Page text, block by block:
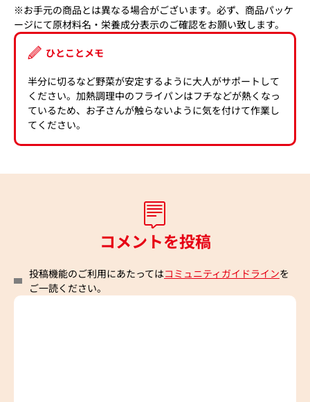
※お手元の商品とは異なる場合がございます。必ず、商品パッケ
ージにて原材料名・栄養成分表示のご確認をお願い致します。
ひとことメモ
半分に切るなど野菜が安定するように大人がサポートして
ください。加熱調理中のフライパンはフチなどが熱くなっ
ているため、お子さんが触らないように気を付けて作業し
てください。
コメントを投稿
投稿機能のご利用にあたってはコミュニティガイドラインを
ご一読ください。